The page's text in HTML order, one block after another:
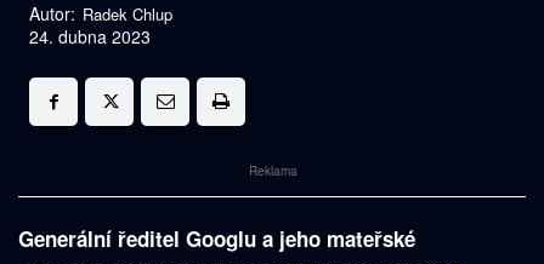
Autor: Radek Chlup
24. dubna 2023
Reklama
Generální ředitel Googlu a jeho mateřské